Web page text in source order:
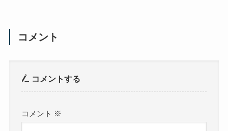
コメント
コメントする
コメント ※